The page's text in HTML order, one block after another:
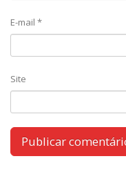
E-mail *
Site